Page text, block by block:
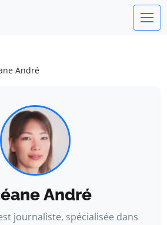
André
André
journaliste, spécialisée dans